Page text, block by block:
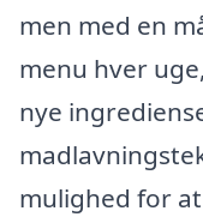
men med en
menu hver
nye
mulighed for